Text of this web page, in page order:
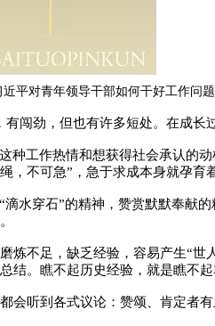
平对青年领导干部如何干好工作问
闯劲，但也有许多短处。在成长
工作热情和想获得社会承认的
，不可急”，急于求成本身就孕育
水穿石”的精神，赞赏默默奉献
不足，缺乏经验，容易产生“
。瞧不起历史经验，就是瞧不
听到各式议论：赞颂、肯定者有